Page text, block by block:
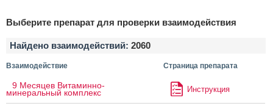
Выберите препарат для проверки взаимодействия
Найдено взаимодействий: 2060
Взаимодействие Страница препарата
9 Месяцев Витаминно-
минеральный комплекс Инструкция